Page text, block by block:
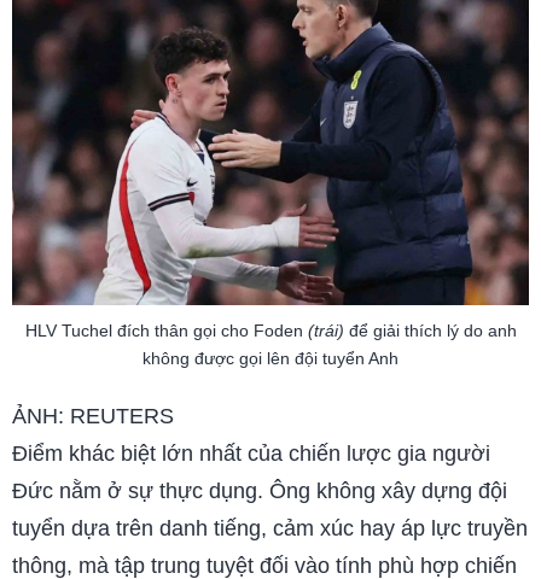
HLV Tuchel đích thân gọi cho Foden (trái) để giải thích lý do anh
không được gọi lên đội tuyển Anh
ẢNH: REUTERS
Điểm khác biệt lớn nhất của chiến lược gia người
Đức nằm ở sự thực dụng. Ông không xây dựng đội
tuyển dựa trên danh tiếng, cảm xúc hay áp lực truyền
thông, mà tập trung tuyệt đối vào tính phù hợp chiến